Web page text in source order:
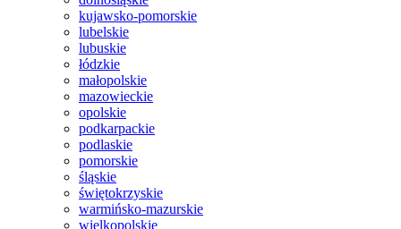
kujawsko-pomorskie
lubelskie
lubuskie
łódzkie
małopolskie
mazowieckie
opolskie
podkarpackie
podlaskie
pomorskie
śląskie
świętokrzyskie
warmińsko-mazurskie
wielkopolskie